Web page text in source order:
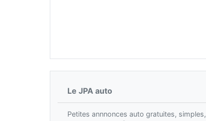
Le JPA auto
Petites annnonces auto gratuites, simples,